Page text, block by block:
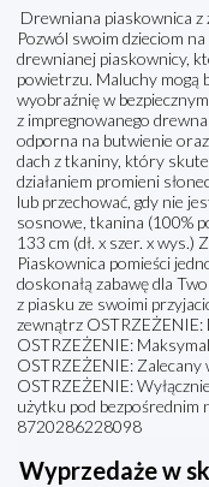
Drewniana piaskownica z
Pozwól swoim dzieciom
drewnianej piaskownicy,
powietrzu. Maluchy mogą
wyobraźnię w
z impregnowanego
odporna na butwienie
dach z tkaniny, który
działaniem promieni
lub przechować, gdy nie
sosnowe, tkanina (100%
133 cm (dł. x szer. x
Piaskownica pomieści
doskonałą zabawę dla
z piasku ze swoimi
zewnątrz
OSTRZEŻENIE:
OSTRZEŻENIE:
OSTRZEŻENIE:
użytku pod bezpośrednim
8720286228098
Wyprzedaże w